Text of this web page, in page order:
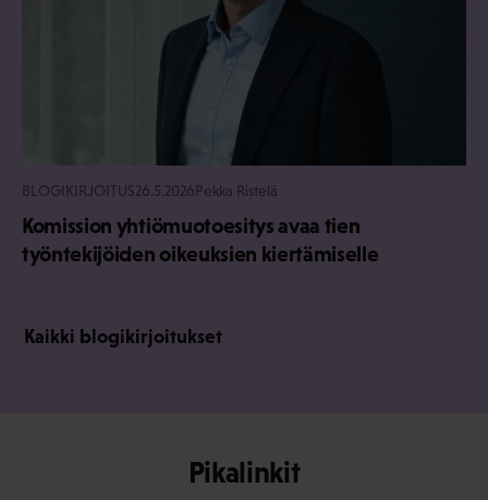
BLOGIKIRJOITUS26.5.2026Pekka Ristelä
Komission yhtiömuotoesitys avaa tien
työntekijöiden oikeuksien kiertämiselle
Kaikki blogikirjoitukset
Pikalinkit